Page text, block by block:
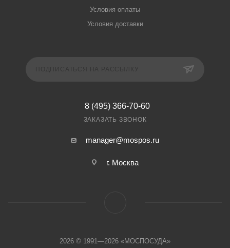
Условия оплаты
Условия доставки
8 (495) 366-70-60
ЗАКАЗАТЬ ЗВОНОК
manager@mospos.ru
г. Москва
2026 © 1991—2026 «МОСПОСУДА»